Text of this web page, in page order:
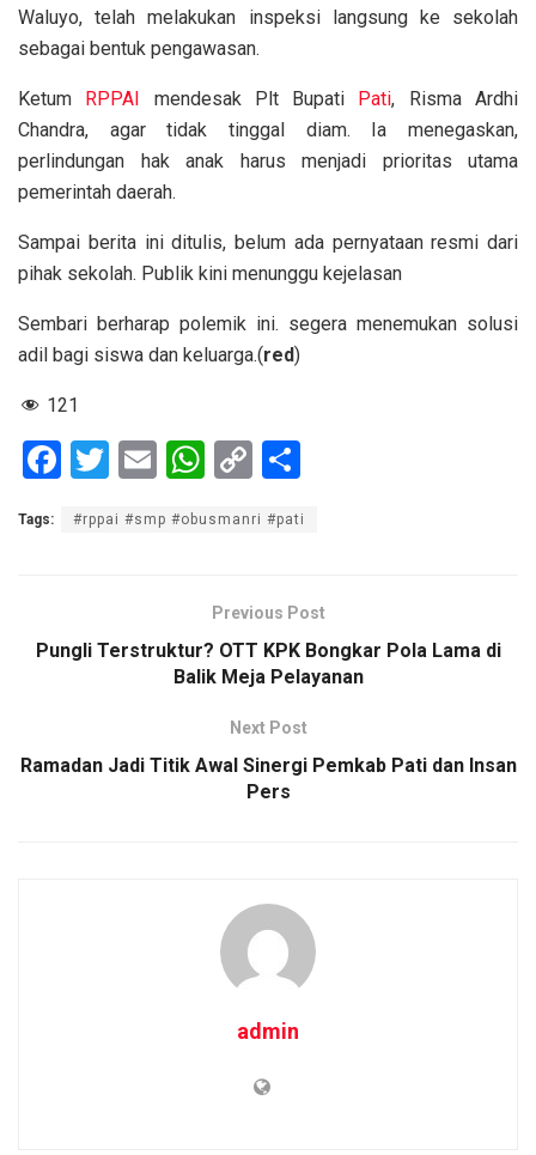
Waluyo, telah melakukan inspeksi langsung ke sekolah
sebagai bentuk pengawasan.
Ketum RPPAI mendesak Plt Bupati Pati, Risma Ardhi
Chandra, agar tidak tinggal diam. Ia menegaskan,
perlindungan hak anak harus menjadi prioritas utama
pemerintah daerah.
Sampai berita ini ditulis, belum ada pernyataan resmi dari
pihak sekolah. Publik kini menunggu kejelasan
Sembari berharap polemik ini. segera menemukan solusi
adil bagi siswa dan keluarga.(red)
121
F
ce
o
T
tt
E
ail
W
at
A
p
p
C
py
n
k
ar
Tags: #rppai #smp #obusmanri #pati
Previous Post
Pungli Terstruktur? OTT KPK Bongkar Pola Lama di
Balik Meja Pelayanan
Next Post
Ramadan Jadi Titik Awal Sinergi Pemkab Pati dan Insan
Pers
admin